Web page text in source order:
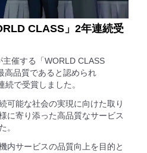
CLASS」2年連続受
催する「WORLD CLASS
高品質であると認められ
続で受賞しました。
可能な社会の実現に向けた取り
に寄り添った高品質なサービス
。
内サービスの品質向上を目的と